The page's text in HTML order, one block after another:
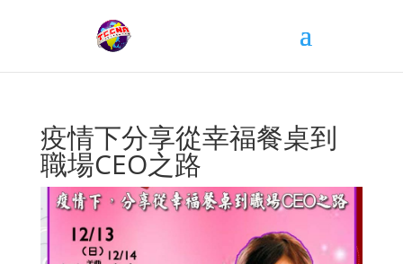
疫情下分享從幸福餐桌到
職場CEO之路